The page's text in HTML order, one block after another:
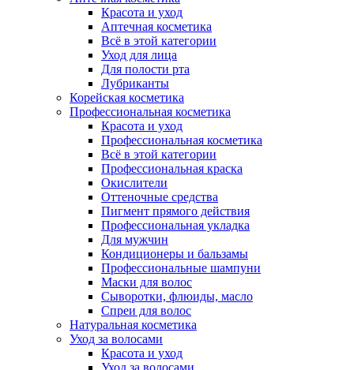
Красота и уход
Аптечная косметика
Всё в этой категории
Уход для лица
Для полости рта
Лубриканты
Корейская косметика
Профессиональная косметика
Красота и уход
Профессиональная косметика
Всё в этой категории
Профессиональная краска
Окислители
Оттеночные средства
Пигмент прямого действия
Профессиональная укладка
Для мужчин
Кондиционеры и бальзамы
Профессиональные шампуни
Маски для волос
Сыворотки, флюиды, масло
Спреи для волос
Натуральная косметика
Уход за волосами
Красота и уход
Уход за волосами